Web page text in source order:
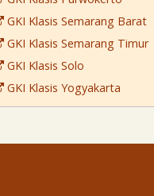
GKI Klasis Semarang Barat
GKI Klasis Semarang Timur
GKI Klasis Solo
GKI Klasis Yogyakarta